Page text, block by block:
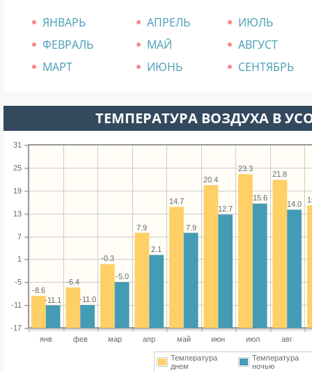
ЯНВАРЬ АПРЕЛЬ
ИЮЛЬ
ФЕВРАЛЬ
МАЙ
АВГУСТ
МАРТ
ИЮНЬ СЕНТЯБРЬ
ТЕМПЕРАТУРА ВОЗДУХА В
янв фев мар апр май июн июл авг
-17
-11
-5
1
7
13
19
25
31
21.8
23.3
20.4
14.7
7.9
-0.3
-6.4
-8.6
14.0
15.6
12.7
7.9
2.1
-5.0
-11.0
-11.1
Температура
днем
Температура
ночью